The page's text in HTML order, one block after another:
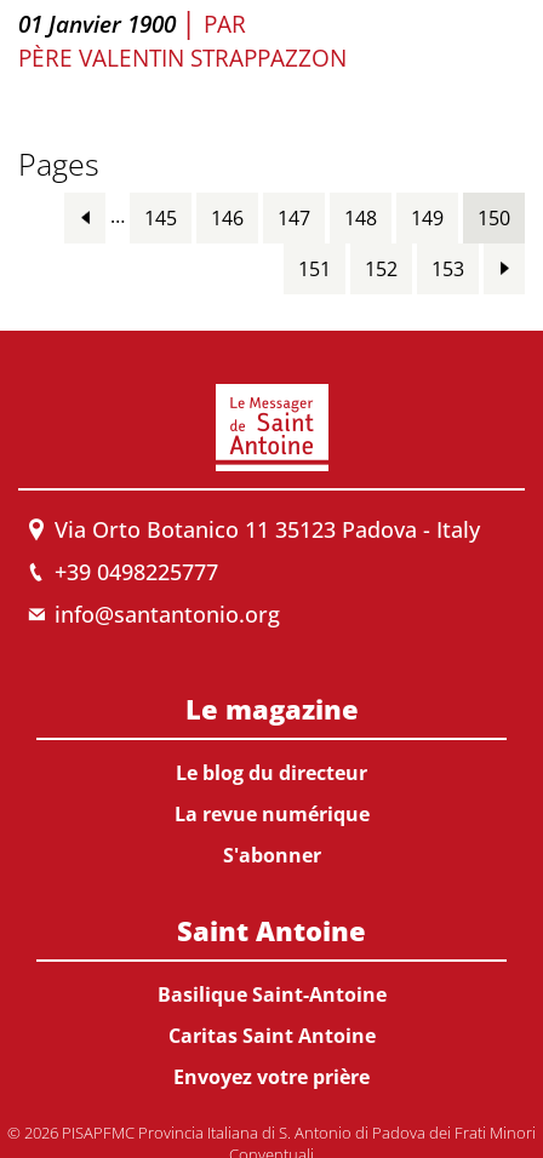
01 Janvier 1900 | PAR
PÈRE VALENTIN STRAPPAZZON
Pages
… 145 146 147 148 149
150
151
152 153
Via Orto Botanico 11 35123 Padova - Italy
+39 0498225777
info@santantonio.org
Le magazine
Le blog du directeur
La revue numérique
S'abonner
Saint Antoine
Basilique Saint-Antoine
Caritas Saint Antoine
Envoyez votre prière
© 2026 PISAPFMC Provincia Italiana di S. Antonio di Padova dei Frati Minori